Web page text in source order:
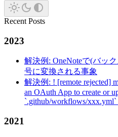
Recent Posts
2023
解決例: OneNoteで(バッ
号に変換される事象
解決例: ! [remote rejected]
an OAuth App to create or
`.github/workflows/
2021